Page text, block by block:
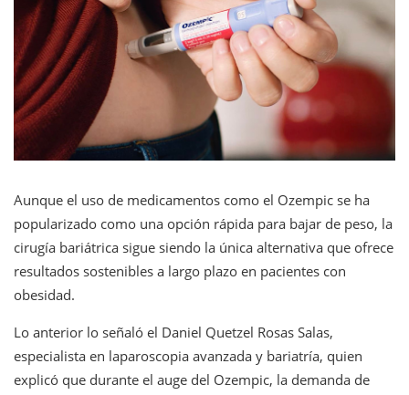
Aunque el uso de medicamentos como el Ozempic se ha
popularizado como una opción rápida para bajar de peso, la
cirugía bariátrica sigue siendo la única alternativa que ofrece
resultados sostenibles a largo plazo en pacientes con
obesidad.
Lo anterior lo señaló el Daniel Quetzel Rosas Salas,
especialista en laparoscopia avanzada y bariatría, quien
explicó que durante el auge del Ozempic, la demanda de